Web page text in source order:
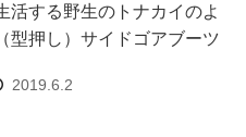
活する野生のトナカイのよ
型押し）サイドゴアブーツ
2019.6.2